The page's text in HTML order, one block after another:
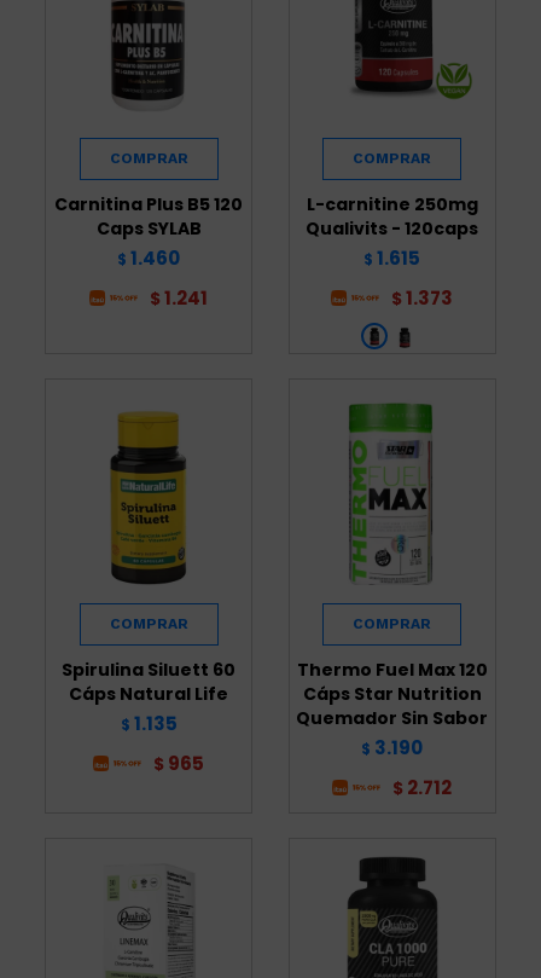
Carnitina Plus B5 120
Caps SYLAB
$ 1.460
$ 1.241
L-carnitine 250mg
Qualivits - 120caps
$ 1.615
$ 1.373
Spirulina Siluett 60
Cáps Natural Life
$ 1.135
$ 965
Thermo Fuel Max 120
Cáps Star Nutrition
Quemador Sin Sabor
$ 3.190
$ 2.712